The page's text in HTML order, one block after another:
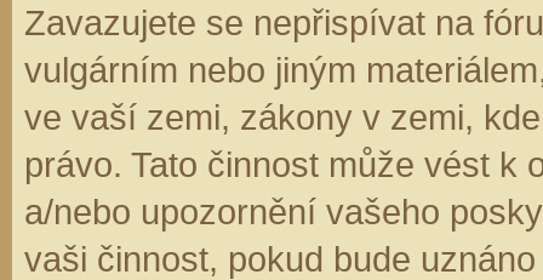
Zavazujete se nepřispívat na
vulgárním nebo jiným
ve vaší zemi, zákony v zemi,
právo. Tato činnost může vést k
a/nebo upozornění vašeho
vaši činnost, pokud bude